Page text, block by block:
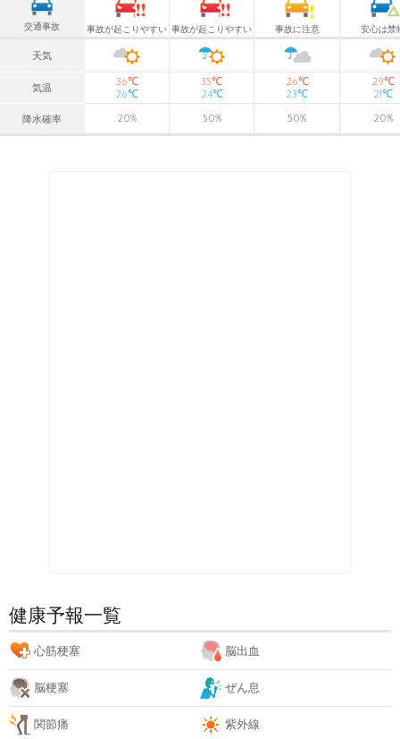
交通事故 事故が起こりやすい 事故が起こりやすい 事故に注意 安心は禁
天気
気温
36℃
26℃
35℃
24℃
26℃
23℃
29℃
21℃
降水確率 20% 50% 50% 20%
健康予報一覧
心筋梗塞 脳出血
脳梗塞 ぜん息
関節痛 紫外線